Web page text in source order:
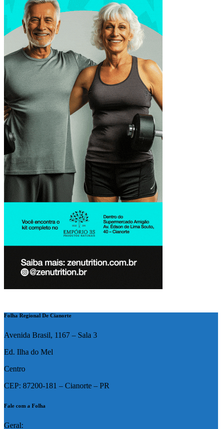
Folha Regional De Cianorte
Avenida Brasil, 1167 – Sala 3
Ed. Ilha do Mel
Centro
CEP: 87200-181 – Cianorte – PR
Fale com a Folha
Geral: